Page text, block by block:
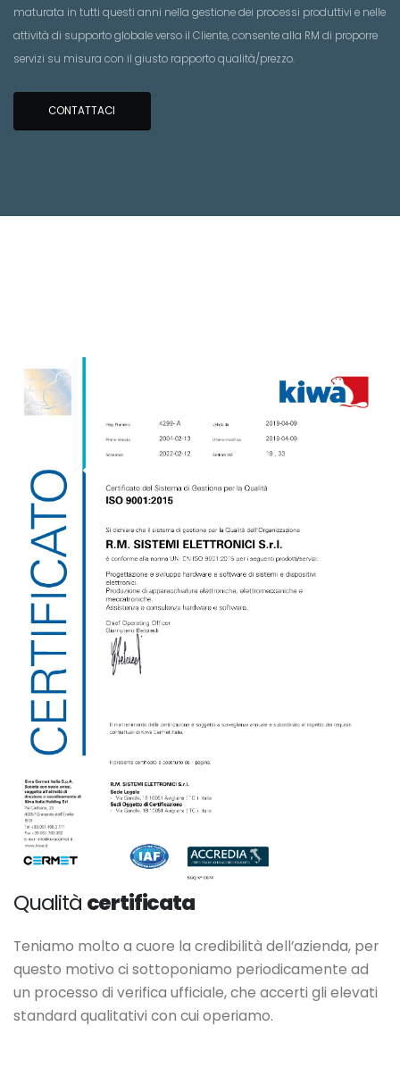
maturata in tutti questi anni nella gestione dei processi produttivi e nelle
attività di supporto globale verso il Cliente, consente alla RM di proporre
servizi su misura con il giusto rapporto qualità/prezzo.
CONTATTACI
Qualità certificata
Teniamo molto a cuore la credibilità dell’azienda, per
questo motivo ci sottoponiamo periodicamente ad
un processo di verifica ufficiale, che accerti gli elevati
standard qualitativi con cui operiamo.